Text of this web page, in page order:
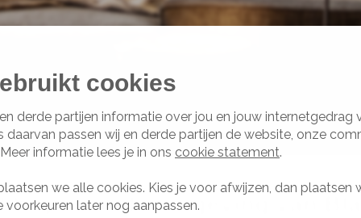
in de omgeving van
cookies
derde partijen informatie over jou en jouw internetgedrag
daarvan passen wij en derde partijen de website, onze
informatie lees je in ons cookie statement.
we alle cookies. Kies je voor afwijzen, dan plaatsen
voorkeuren later nog aanpassen.